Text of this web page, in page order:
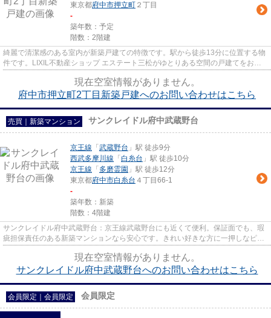
東京都府中市押立町 ２丁目
-
築年数：予定
階数：2階建
綺麗で清潔感のある室内が新築戸建ての特徴です。駅から徒歩13分に位置する物
件です。LIXIL不動産ショップ エステート三松がゆとりある空間の戸建てをお届
現在空室情報がありません。
府中市押立町2丁目新築戸建へのお問い合わせはこちら
売買｜新築マンション サンクレイドル府中武蔵野台
京王線 「 武蔵野台 」駅 徒歩9分
西武多摩川線 「 白糸台 」駅 徒歩10分
京王線 「 多磨霊園 」駅 徒歩12分
東京都府中市白糸台 ４丁目66-1
-
築年数：新築
階数：4階建
サンクレイドル府中武蔵野台：京王線武蔵野台にも近くて便利。保証面でも、瑕
疵担保責任のある新築マンションなら安心です。きれい好きな方に一押しなピカ
現在空室情報がありません。
サンクレイドル府中武蔵野台へのお問い合わせはこちら
会員限定 会員限定 会員限定